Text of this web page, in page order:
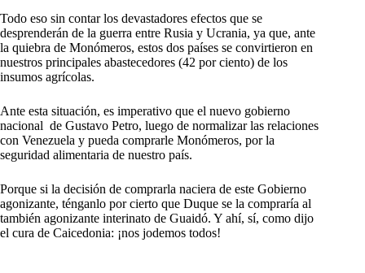
Todo eso sin contar los devastadores efectos que se
desprenderán de la guerra entre Rusia y Ucrania, ya que, ante
la quiebra de Monómeros, estos dos países se convirtieron en
nuestros principales abastecedores (42 por ciento) de los
insumos agrícolas.
Ante esta situación, es imperativo que el nuevo gobierno
nacional de Gustavo Petro, luego de normalizar las relaciones
con Venezuela y pueda comprarle Monómeros, por la
seguridad alimentaria de nuestro país.
Porque si la decisión de comprarla naciera de este Gobierno
agonizante, ténganlo por cierto que Duque se la compraría al
también agonizante interinato de Guaidó. Y ahí, sí, como dijo
el cura de Caicedonia: ¡nos jodemos todos!